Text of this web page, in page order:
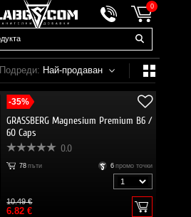
0
Подреди: Най-продаван
-35%
GRASSBERG Magnesium Premium B6 /
60 Caps
0.0
78 пъти 6 промо точки
10.49 €
6.82 €